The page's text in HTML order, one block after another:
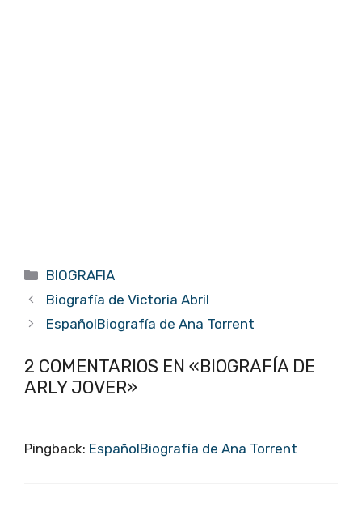
Categorías
BIOGRAFIA
Biografía de Victoria Abril
EspañolBiografía de Ana Torrent
2 COMENTARIOS EN «BIOGRAFÍA DE
ARLY JOVER»
Pingback: EspañolBiografía de Ana Torrent